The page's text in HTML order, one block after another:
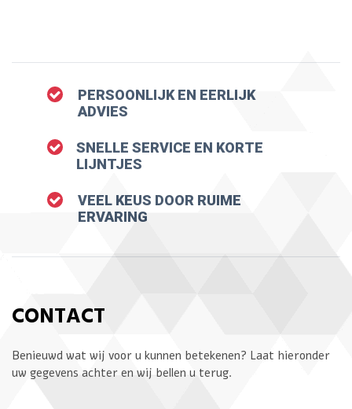
PERSOONLIJK EN EERLIJK
ADVIES
SNELLE SERVICE EN KORTE
LIJNTJES
VEEL KEUS DOOR RUIME
ERVARING
CONTACT
Benieuwd wat wij voor u kunnen betekenen? Laat hieronder
uw gegevens achter en wij bellen u terug.